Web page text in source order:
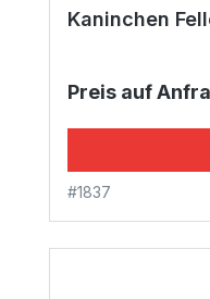
Kaninchen
Preis auf
#1837